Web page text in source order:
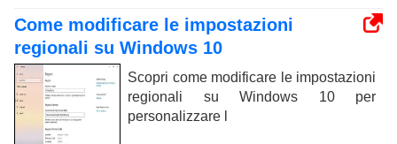
Come modificare le impostazioni
regionali su Windows 10
Scopri come modificare le impostazioni
regionali su Windows 10 per
personalizzare l